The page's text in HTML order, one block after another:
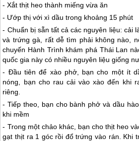
- Xắt thịt heo thành miếng vừa ăn
- Ướp thị với xì dầu trong khoảng 15 phút
- Chuẩn bị sẵn tất cả các nguyên liệu: cải
và trứng gà, rất dễ tìm phải không nào,
chuyến Hành Trình khám phá Thái Lan
quốc gia này có nhiều nguyên liệu giống
- Đầu tiên để xào phở, bạn cho một ít
nóng, bạn cho rau cải vào xào đến khi
riêng.
- Tiếp theo, bạn cho bành phở và dầu
khi mềm
- Trong một chảo khác, bạn cho thịt heo
gạt thịt ra 1 góc rồi đổ trứng vào rán. Khi